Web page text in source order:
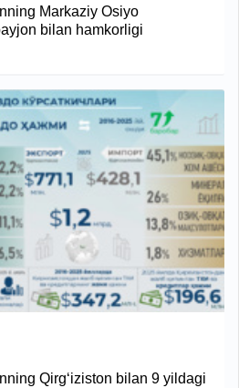
Markaziy Osiyo
bilan hamkorligi
Qirg‘iziston bilan 9 yildagi